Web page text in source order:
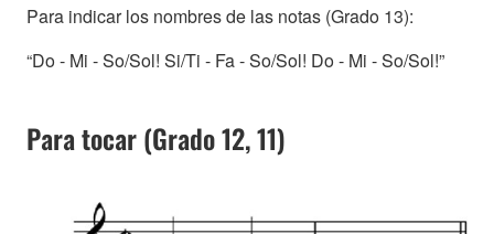
Para indicar los nombres de las notas (Grado 13):
“Do - Mi - So/Sol! Si/Ti - Fa - So/Sol! Do - Mi - So/Sol!”
Para tocar (Grado 12, 11)